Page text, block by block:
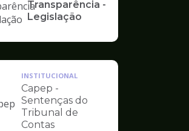
Transparência -
Legislação
Ilustração
INSTITUCIONAL
Capep -
Sentenças do
Tribunal de
Contas